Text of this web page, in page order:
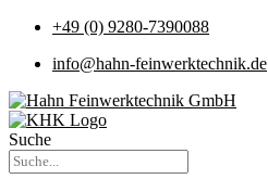
+49 (0) 9280-7390088
info@hahn-feinwerktechnik.de
Suche